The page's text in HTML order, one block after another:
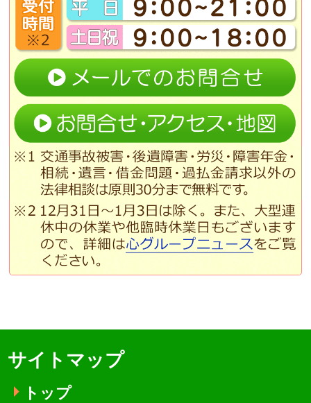
サイトマップ
トップ